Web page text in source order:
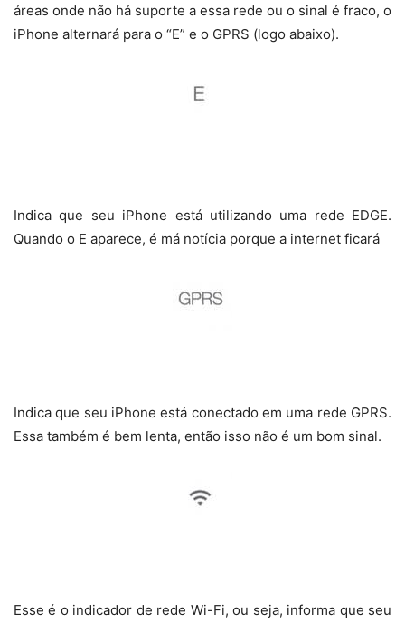
áreas onde não há suporte a essa rede ou o sinal é fraco, o
iPhone alternará para o “E” e o GPRS (logo abaixo).
Indica que seu iPhone está utilizando uma rede EDGE.
Quando o E aparece, é má notícia porque a internet ficará
Indica que seu iPhone está conectado em uma rede GPRS.
Essa também é bem lenta, então isso não é um bom sinal.
Esse é o indicador de rede Wi-Fi, ou seja, informa que seu